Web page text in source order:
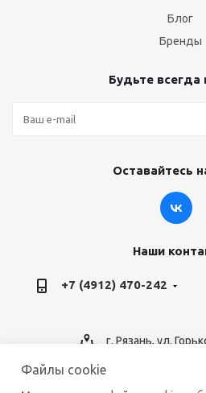
Блог
Бренды
Будьте всегда
Оставайтесь
Наши
+7 (4912) 470-242
г. Рязань, ул.
Файлы cookie